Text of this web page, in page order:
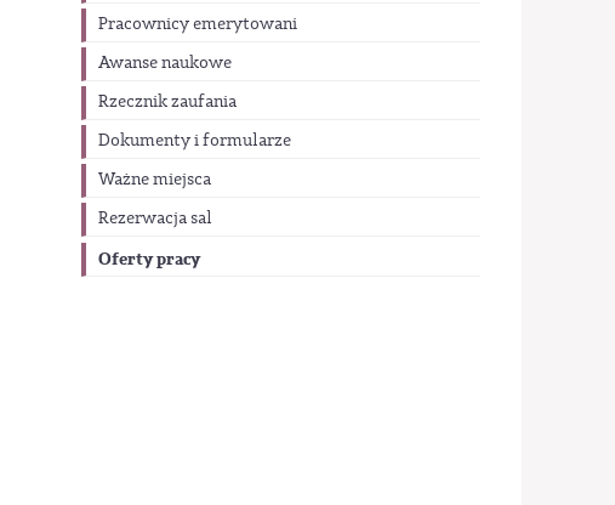
Pracownicy emerytowani
Awanse naukowe
Rzecznik zaufania
Dokumenty i formularze
Ważne miejsca
Rezerwacja sal
Oferty pracy